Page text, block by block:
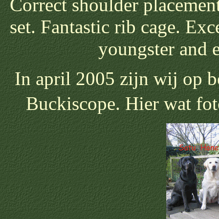
Correct shoulder
set. Fantastic rib cage.
youngster and
In april 2005 zijn wij op
Buckiscope. Hier wat